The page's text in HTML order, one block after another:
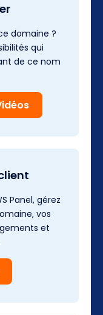
domaine ?
qui
de ce nom
Panel, gérez
vos
et